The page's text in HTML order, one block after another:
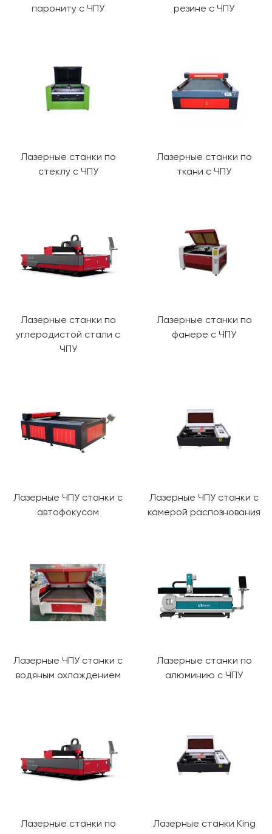
парониту с ЧПУ
резине с ЧПУ
Лазерные станки по
стеклу с ЧПУ
Лазерные станки по
ткани с ЧПУ
Лазерные станки по
углеродистой стали с
ЧПУ
Лазерные станки по
фанере с ЧПУ
Лазерные ЧПУ станки с
автофокусом
Лазерные ЧПУ станки с
камерой распознования
Лазерные ЧПУ станки с
водяным охлаждением
Лазерные станки по
алюминию с ЧПУ
Лазерные станки по
Лазерные станки King